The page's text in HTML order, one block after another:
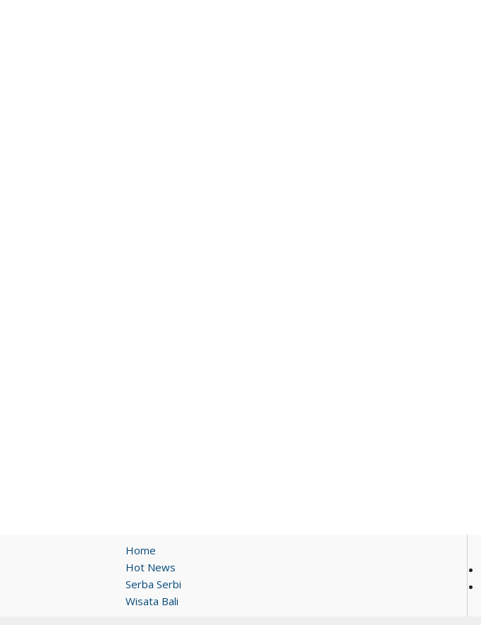
Home
Hot News
Serba Serbi
Wisata Bali